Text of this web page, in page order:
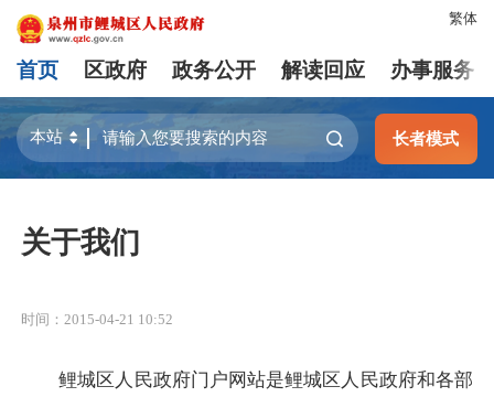
繁体
首页 区政府 政务公开 解读回应 办事服务
长者模式
关于我们
时间：2015-04-21 10:52
鲤城区人民政府门户网站是鲤城区人民政府和各部